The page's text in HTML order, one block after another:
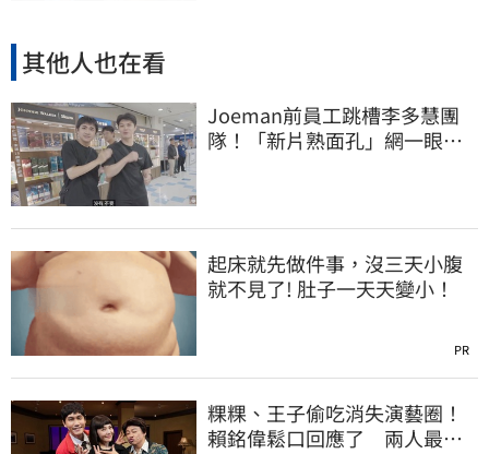
其他人也在看
Joeman前員工跳槽李多慧團
隊！「新片熟面孔」網一眼秒
起床就先做件事，沒三天小腹
就不見了! 肚子一天天變小！
PR
粿粿、王子偷吃消失演藝圈！
賴銘偉鬆口回應了 兩人最新